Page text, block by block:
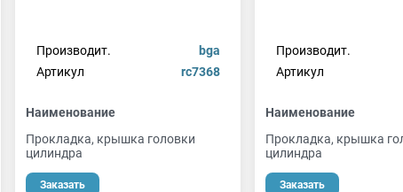
Производит.
bga
Артикул
rc7368
Наименование
Прокладка, крышка головки
цилиндра
Заказать
Производит.
Артикул
Наименование
Прокладка, крышка
цилиндра
Заказать